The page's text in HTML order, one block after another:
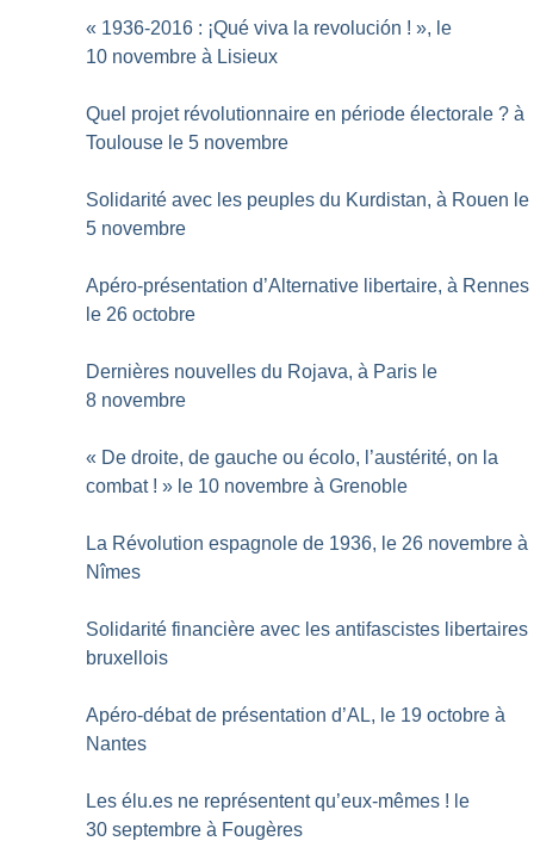
« 1936-2016 : ¡Qué viva la revolución ! », le
10 novembre à Lisieux
Quel projet révolutionnaire en période électorale ? à
Toulouse le 5 novembre
Solidarité avec les peuples du Kurdistan, à Rouen le
5 novembre
Apéro-présentation d’Alternative libertaire, à Rennes
le 26 octobre
Dernières nouvelles du Rojava, à Paris le
8 novembre
« De droite, de gauche ou écolo, l’austérité, on la
combat ! » le 10 novembre à Grenoble
La Révolution espagnole de 1936, le 26 novembre à
Nîmes
Solidarité financière avec les antifascistes libertaires
bruxellois
Apéro-débat de présentation d’AL, le 19 octobre à
Nantes
Les élu.es ne représentent qu’eux-mêmes ! le
30 septembre à Fougères